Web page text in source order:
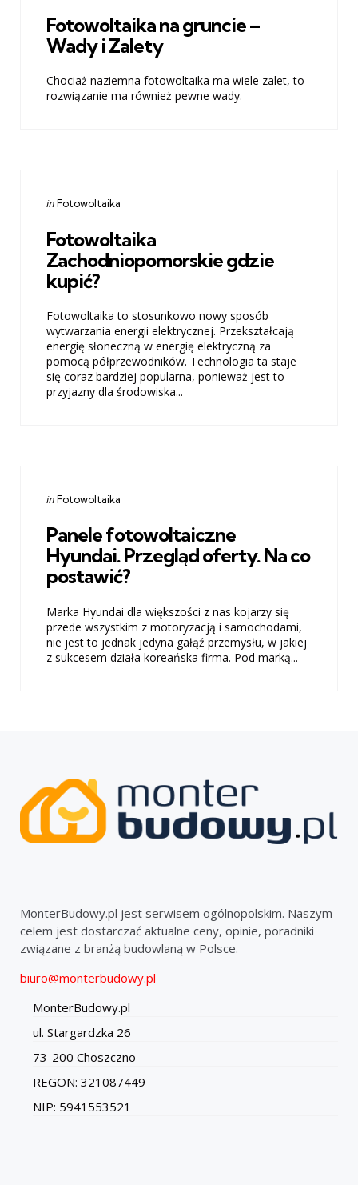
Fotowoltaika na gruncie –
Wady i Zalety
Chociaż naziemna fotowoltaika ma wiele zalet, to
rozwiązanie ma również pewne wady.
Categories
Posted
inFotowoltaika
Fotowoltaika
Zachodniopomorskie gdzie
kupić?
Fotowoltaika to stosunkowo nowy sposób
wytwarzania energii elektrycznej. Przekształcają
energię słoneczną w energię elektryczną za
pomocą półprzewodników. Technologia ta staje
się coraz bardziej popularna, ponieważ jest to
przyjazny dla środowiska...
Categories
Posted
inFotowoltaika
Panele fotowoltaiczne
Hyundai. Przegląd oferty. Na co
postawić?
Marka Hyundai dla większości z nas kojarzy się
przede wszystkim z motoryzacją i samochodami,
nie jest to jednak jedyna gałąź przemysłu, w jakiej
z sukcesem działa koreańska firma. Pod marką...
MonterBudowy.pl jest serwisem ogólnopolskim. Naszym
celem jest dostarczać aktualne ceny, opinie, poradniki
związane z branżą budowlaną w Polsce.
biuro@monterbudowy.pl
MonterBudowy.pl
ul. Stargardzka 26
73-200 Choszczno
REGON: 321087449
NIP: 5941553521